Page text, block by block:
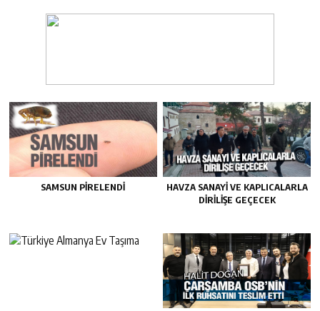
SAMSUN PIRELENDI
HAVZA SANAYI VE KAPLICALARLA
DIRILIŞE GEÇECEK